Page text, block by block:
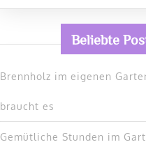
Beliebte
Brennholz im eigenen
braucht es
Gemütliche Stunden im